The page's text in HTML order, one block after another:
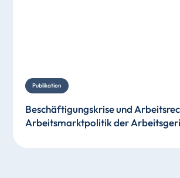
Publikation
Beschäftigungskrise und
Arbeitsmarktpolitik der